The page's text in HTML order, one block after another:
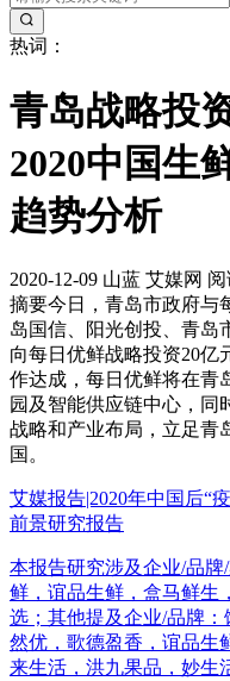
热词：
青岛战略投
2020中国生
趋势分析
2020-12-09 山蓝 艾媒网 阅
摘要今日，青岛市政府与
岛国信、阳光创投、青岛
向每日优鲜战略投资20亿
作达成，每日优鲜将在青
园及智能供应链中心，同
战略和产业布局，立足青
国。
艾媒报告|2020年中国后“
前景研究报告
本报告研究涉及企业/品
鲜，谊品生鲜，盒马鲜生
选；其他提及企业/品牌
然优，歌德盈香，谊品生
来生活，洪九果品，妙生